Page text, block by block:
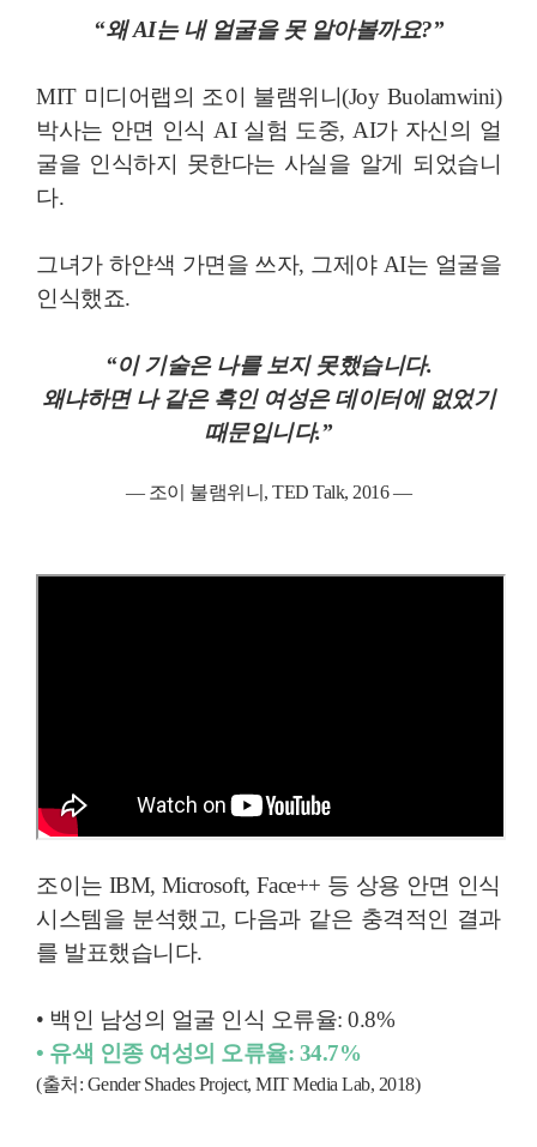
“왜 AI는 내 얼굴을 못 알아볼까요?”
MIT 미디어랩의 조이 불램위니(Joy Buolamwini)
박사는 안면 인식 AI 실험 도중, AI가 자신의 얼
굴을 인식하지 못한다는 사실을 알게 되었습니
다.
그녀가 하얀색 가면을 쓰자, 그제야 AI는 얼굴을
인식했죠.
“이 기술은 나를 보지 못했습니다.
왜냐하면 나 같은 흑인 여성은 데이터에 없었기
때문입니다.”
— 조이 불램위니, TED Talk, 2016 —
조이는 IBM, Microsoft, Face++ 등 상용 안면 인식
시스템을 분석했고, 다음과 같은 충격적인 결과
를 발표했습니다.
• 백인 남성의 얼굴 인식 오류율: 0.8%
• 유색 인종 여성의 오류율: 34.7%
(출처: Gender Shades Project, MIT Media Lab, 2018)